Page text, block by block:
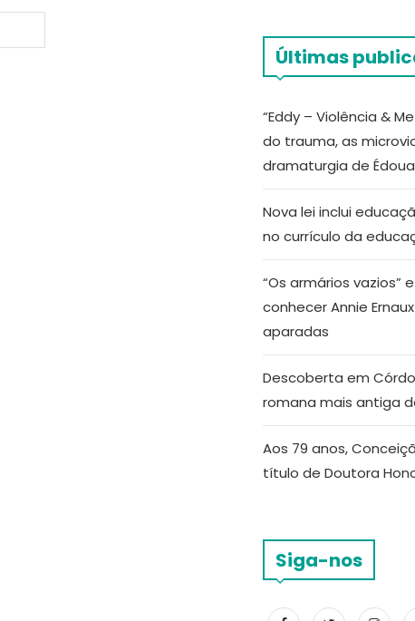
Últimas
“Eddy – Violência &
do trauma, as
dramaturgia de
Nova lei inclui
no currículo da
“Os armários vazios”
conhecer Annie
aparadas
Descoberta em
romana mais antiga
Aos 79 anos,
título de Doutora
Siga-nos